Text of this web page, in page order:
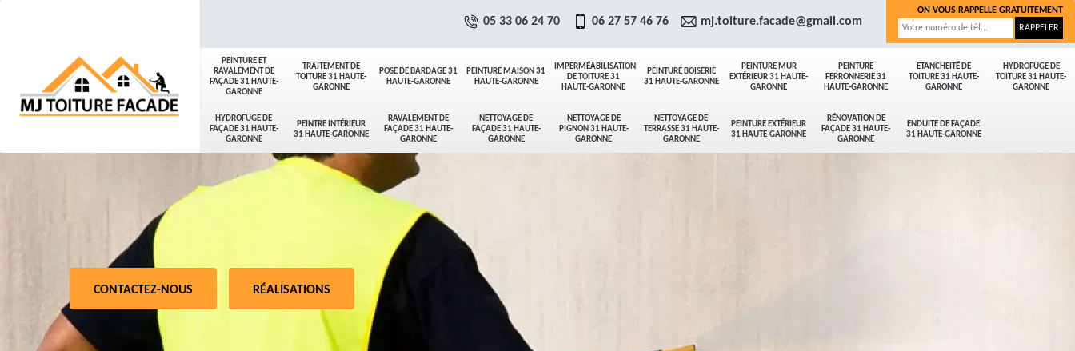
PEINTURE ET
RAVALEMENT DE
FAÇADE 31 HAUTE-
GARONNE
TRAITEMENT DE
TOITURE 31 HAUTE-
GARONNE
POSE DE BARDAGE 31
HAUTE-GARONNE
PEINTURE MAISON 31
HAUTE-GARONNE
IMPERMÉABILISATION
DE TOITURE 31
HAUTE-GARONNE
PEINTURE BOISERIE
31 HAUTE-GARONNE
PEINTURE MUR
EXTÉRIEUR 31 HAUTE-
GARONNE
PEINTURE
FERRONNERIE 31
HAUTE-GARONNE
ETANCHEITÉ DE
TOITURE 31 HAUTE-
GARONNE
HYDROFUGE DE
TOITURE 31 HAUTE-
GARONNE
HYDROFUGE DE
FAÇADE 31 HAUTE-
GARONNE
PEINTRE INTÉRIEUR
31 HAUTE-GARONNE
RAVALEMENT DE
FAÇADE 31 HAUTE-
GARONNE
NETTOYAGE DE
FAÇADE 31 HAUTE-
GARONNE
NETTOYAGE DE
PIGNON 31 HAUTE-
GARONNE
NETTOYAGE DE
TERRASSE 31 HAUTE-
GARONNE
PEINTURE EXTÉRIEUR
31 HAUTE-GARONNE
RÉNOVATION DE
FAÇADE 31 HAUTE-
GARONNE
ENDUITE DE FAÇADE
31 HAUTE-GARONNE
05 33 06 24 70 06 27 57 46 76 mj.toiture.facade@gmail.com
ON VOUS RAPPELLE GRATUITEMENT
CONTACTEZ-NOUS RÉALISATIONS